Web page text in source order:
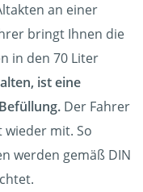
an einer
bringt Ihnen die
in den 70 Liter
ist eine
Der Fahrer
mit. So
werden gemäß DIN